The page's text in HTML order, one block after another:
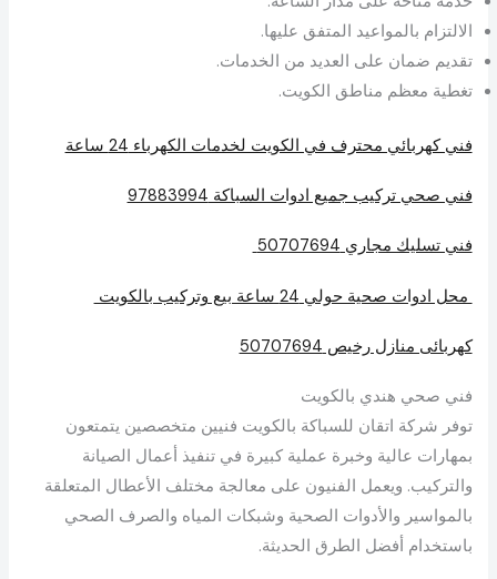
الالتزام بالمواعيد المتفق عليها.
تقديم ضمان على العديد من الخدمات.
تغطية معظم مناطق الكويت.
فني كهربائي محترف في الكويت لخدمات الكهرباء 24 ساعة
فني صحي تركيب جميع ادوات السباكة 97883994
فني تسليك مجاري 50707694
محل ادوات صحية حولي 24 ساعة بيع وتركيب بالكويت
كهربائى منازل رخيص 50707694
فني صحي هندي بالكويت
توفر شركة اتقان للسباكة بالكويت فنيين متخصصين يتمتعون
بمهارات عالية وخبرة عملية كبيرة في تنفيذ أعمال الصيانة
والتركيب. ويعمل الفنيون على معالجة مختلف الأعطال المتعلقة
بالمواسير والأدوات الصحية وشبكات المياه والصرف الصحي
باستخدام أفضل الطرق الحديثة.